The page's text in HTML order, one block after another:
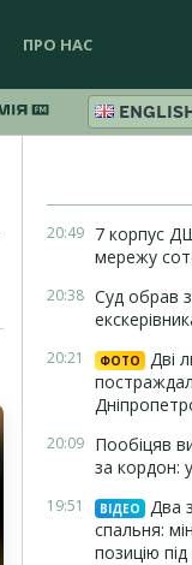
ПРО НАС
20:49 7 корпус
мережу
20:38 Суд обрав
20:21 ФОТО
Дві
20:09 Пообіцяв
за кордон:
19:51 ВІДЕО
Два
спальня:
позицію